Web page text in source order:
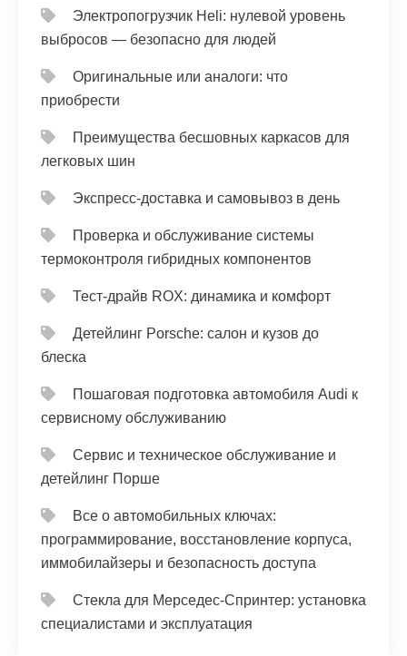
Электропогрузчик Heli: нулевой уровень
выбросов — безопасно для людей
Оригинальные или аналоги: что
приобрести
Преимущества бесшовных каркасов для
легковых шин
Экспресс-доставка и самовывоз в день
Проверка и обслуживание системы
термоконтроля гибридных компонентов
Тест‑драйв ROX: динамика и комфорт
Детейлинг Porsche: салон и кузов до
блеска
Пошаговая подготовка автомобиля Audi к
сервисному обслуживанию
Сервис и техническое обслуживание и
детейлинг Порше
Все о автомобильных ключах:
программирование, восстановление корпуса,
иммобилайзеры и безопасность доступа
Стекла для Мерседес-Спринтер: установка
специалистами и эксплуатация